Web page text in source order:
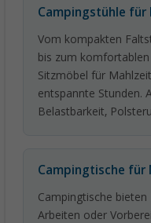
Campingstühle für
Vom kompakten
bis zum
Sitzmöbel für
entspannte Stunden.
Belastbarkeit,
Campingtische für
Campingtische bieten
Arbeiten oder